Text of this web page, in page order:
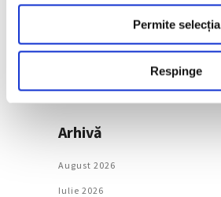
Permite selecția
Respinge
Urmăreşte-ne pe
Arhivă
August 2026
Iulie 2026